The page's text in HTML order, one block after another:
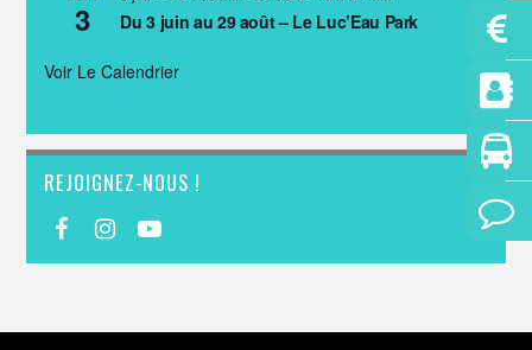
3 Du 3 juin au 29 août – Le Luc’Eau Park
Voir Le Calendrier
REJOIGNEZ-NOUS !